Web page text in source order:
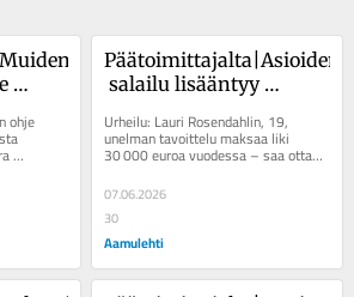
ohje
– sen
Päätoimittajalta|Asioiden
salailu lisääntyy
suunnan pitäisi olla
toinen
Urheilu: Lauri Rosendahlin, 19,
unelman tavoittelu maksaa liki
30 000 euroa vuodessa – saa ottaa
Pirkanmaa:...
07.06.2026
30
Aamulehti